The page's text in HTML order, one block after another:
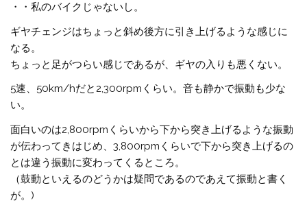
・・私のバイクじゃないし。
ギヤチェンジはちょっと斜め後方に引き上げるような感じに
なる。
ちょっと足がつらい感じであるが、ギヤの入りも悪くない。
5速、50km/hだと2,300rpmくらい。音も静かで振動も少な
い。
面白いのは2,800rpmくらいから下から突き上げるような振動
が伝わってきはじめ、3,800rpmくらいで下から突き上げるの
とは違う振動に変わってくるところ。
（鼓動といえるのどうかは疑問であるのであえて振動と書く
が。)